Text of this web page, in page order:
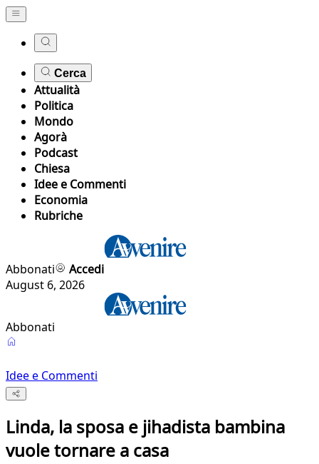
Cerca
Attualità
Politica
Mondo
Agorà
Podcast
Chiesa
Idee e Commenti
Economia
Rubriche
Abbonati
Accedi
August 6, 2026
Abbonati
Idee e Commenti
Linda, la sposa e jihadista bambina
vuole tornare a casa